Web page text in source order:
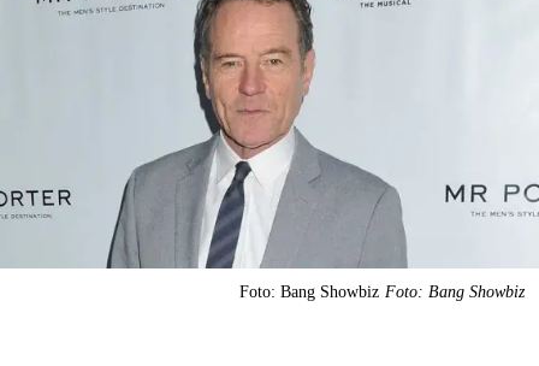
Foto: Bang Showbiz Foto: Bang Showbiz